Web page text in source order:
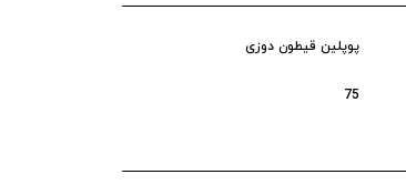
پوپلین قیطون دوزی
75